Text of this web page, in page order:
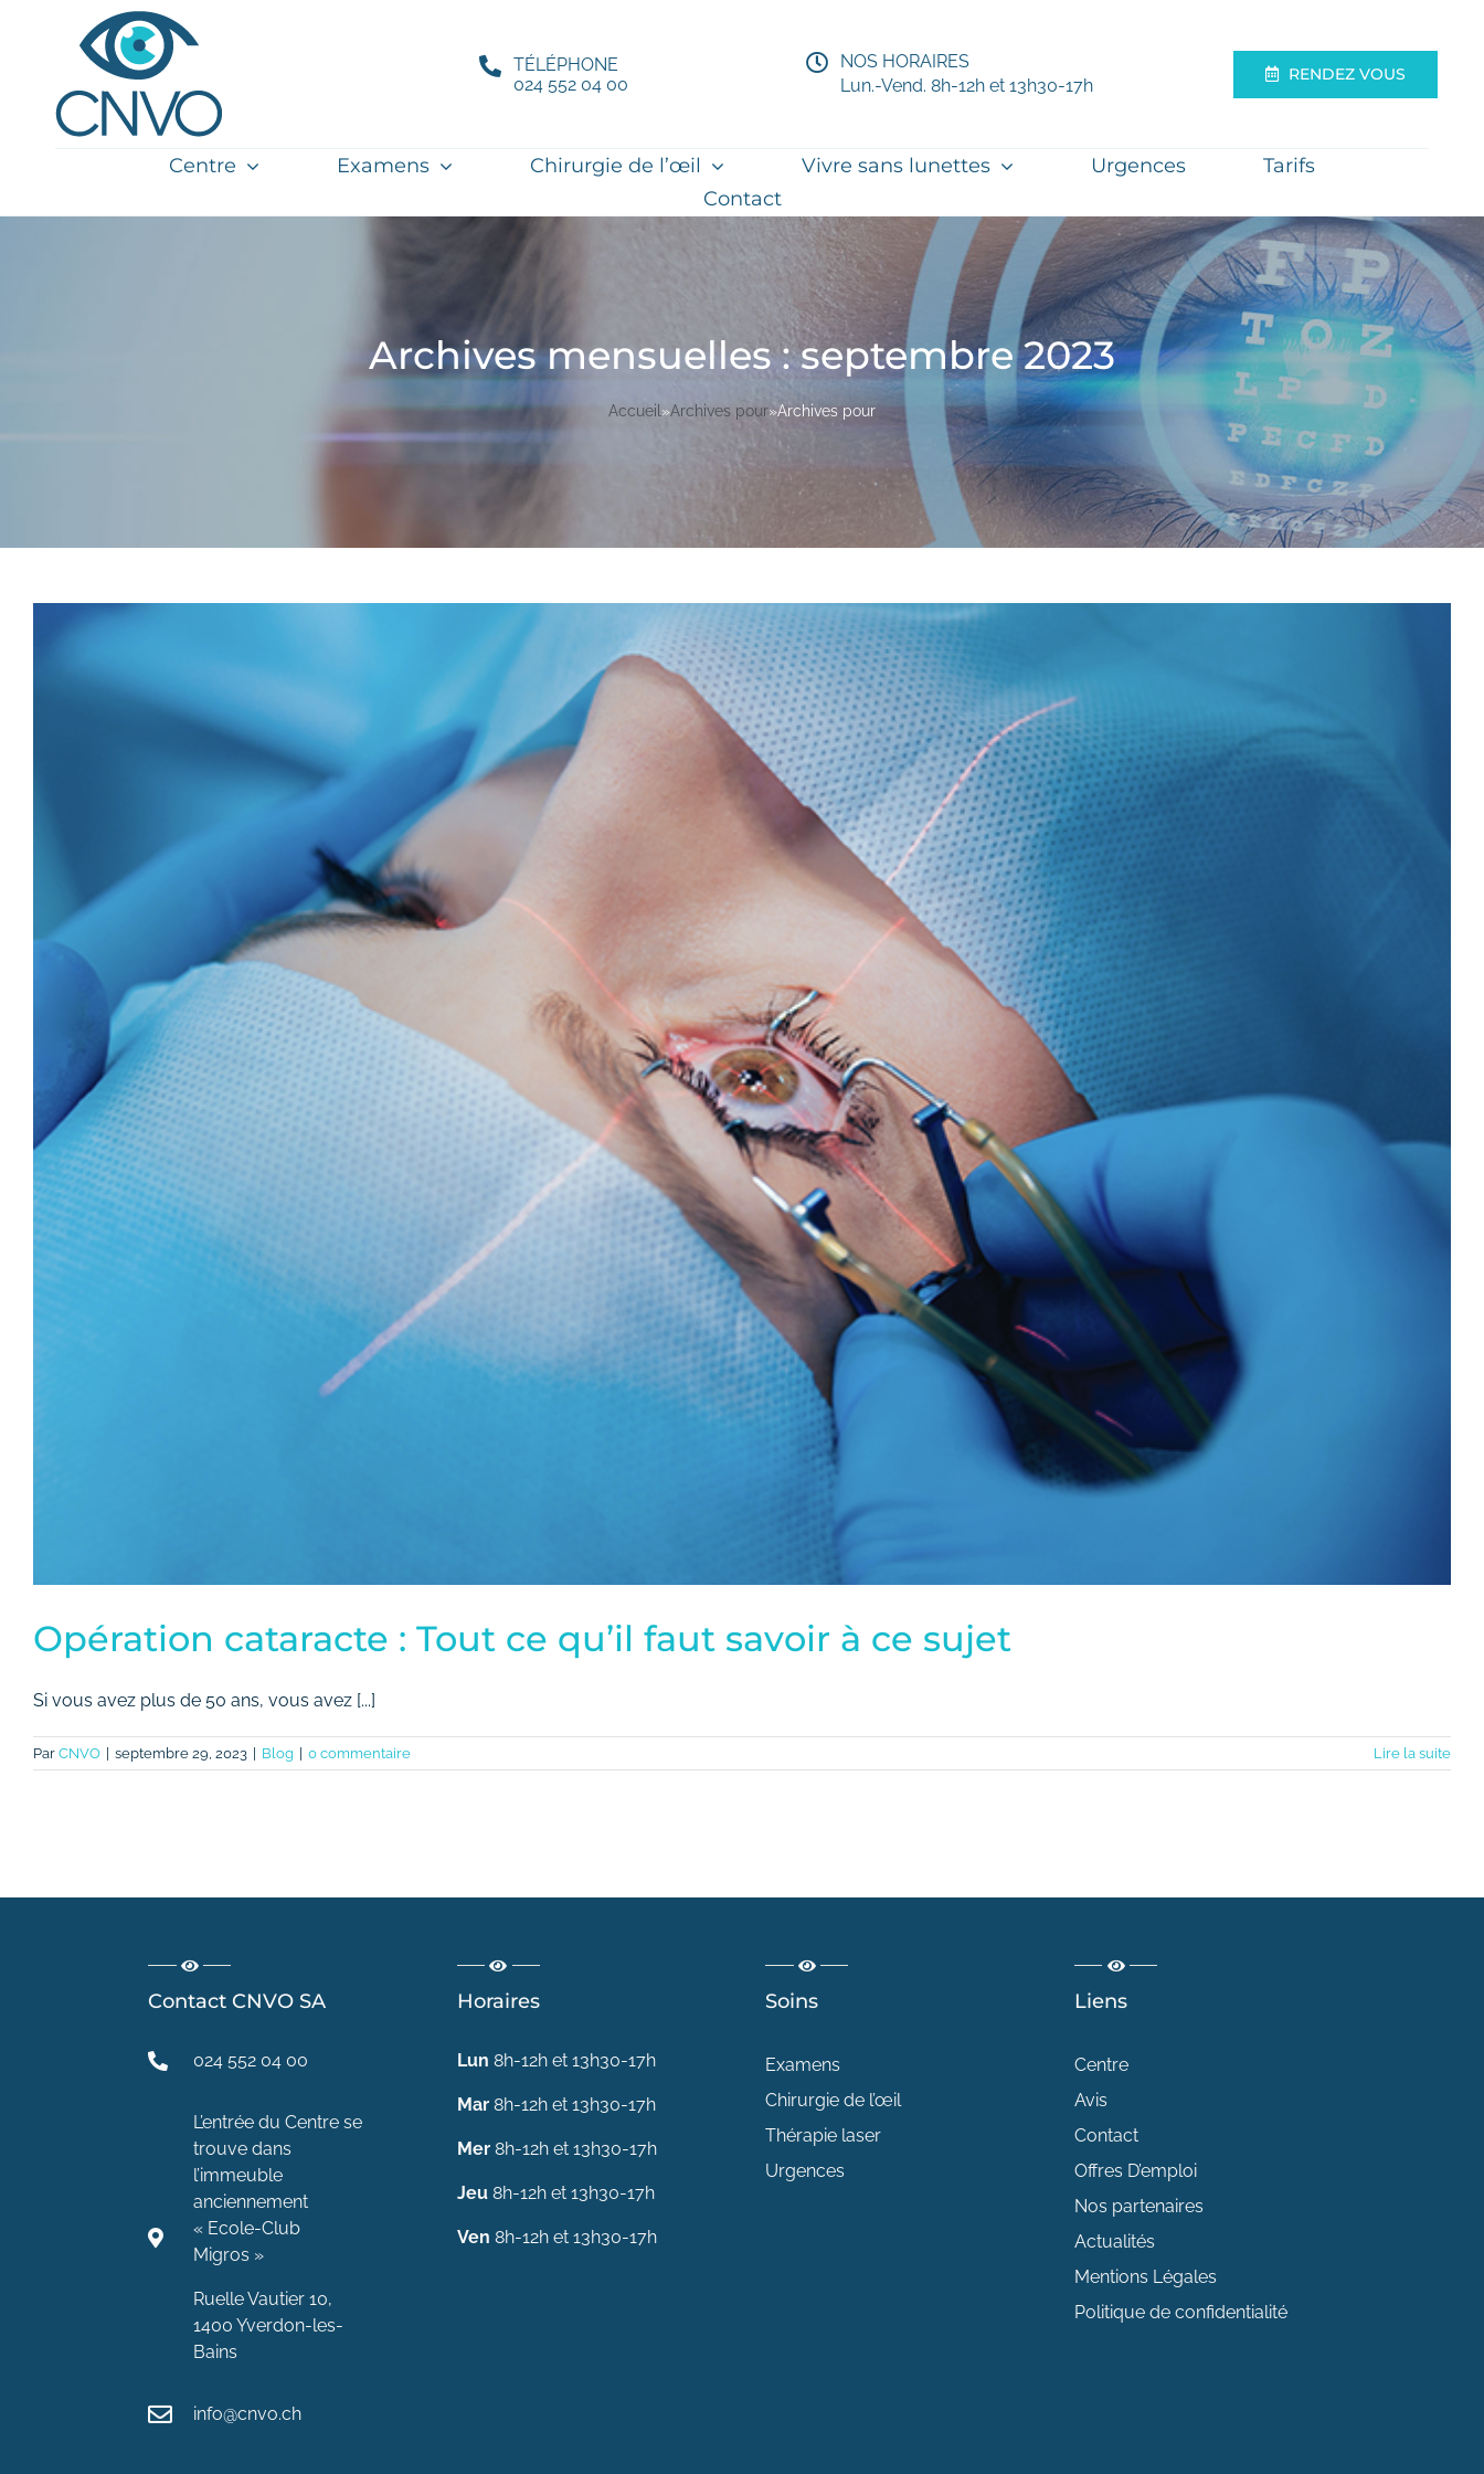
TÉLÉPHONE
024 552 04 00
NOS HORAIRES
Lun.-Vend. 8h-12h et 13h30-17h
RENDEZ VOUS
Centre Examens Chirurgie de l’œil Vivre sans lunettes Urgences
Tarifs
Contact
Archives mensuelles :septembre 2023
Accueil»Archives pour»Archives pour
Opération cataracte : Tout ce qu’il faut savoir à ce sujet
Si vous avez plus de 50 ans, vous avez [...]
Par CNVO septembre 29, 2023 Blog 0 commentaire Lire la suite
Contact CNVO SA
024 552 04 00
L’entrée du Centre se
trouve dans
l’immeuble
anciennement
« Ecole-Club
Migros »
Ruelle Vautier 10,
1400 Yverdon-les-
Bains
info@cnvo.ch
Horaires
Lun 8h-12h et 13h30-17h
Mar8h-12h et 13h30-17h
Mer8h-12h et 13h30-17h
Jeu8h-12h et 13h30-17h
Ven 8h-12h et 13h30-17h
Soins
Examens
Chirurgie de l’œil
Thérapie laser
Urgences
Liens
Centre
Avis
Contact
Offres D’emploi
Nos partenaires
Actualités
Mentions Légales
Politique de confidentialité